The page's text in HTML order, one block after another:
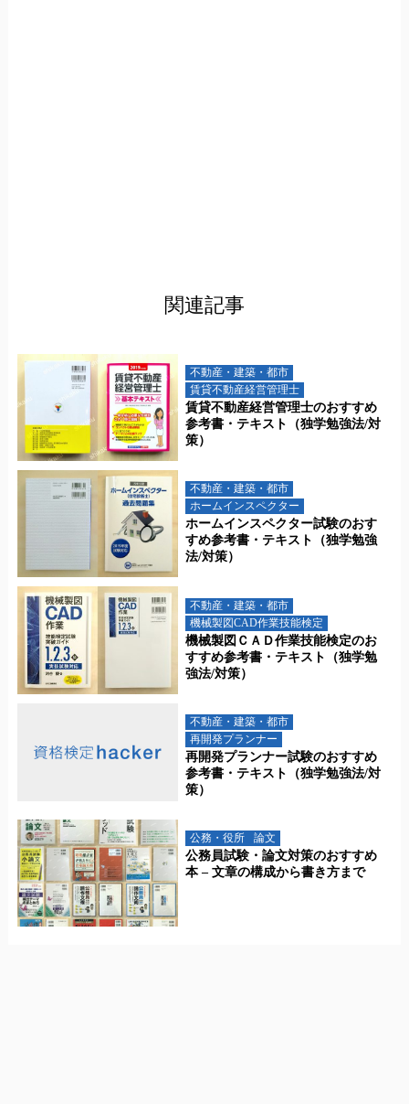
関連記事
不動産・建築・都市
賃貸不動産経営管理士
賃貸不動産経営管理士のおすすめ
参考書・テキスト（独学勉強法/対
策）
不動産・建築・都市
ホームインスペクター
ホームインスペクター試験のおす
すめ参考書・テキスト（独学勉強
法/対策）
不動産・建築・都市
機械製図CAD作業技能検定
機械製図ＣＡＤ作業技能検定のお
すすめ参考書・テキスト（独学勉
強法/対策）
不動産・建築・都市
再開発プランナー
再開発プランナー試験のおすすめ
参考書・テキスト（独学勉強法/対
策）
公務・役所 論文
公務員試験・論文対策のおすすめ
本 – 文章の構成から書き方まで